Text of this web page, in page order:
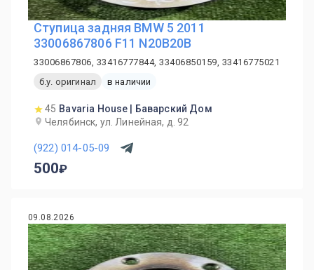
Ступица задняя BMW 5 2011
33006867806 F11 N20B20B
33006867806, 33416777844, 33406850159, 33416775021
б.у. оригинал
в наличии
45 Bavaria House | Баварский Дом
Челябинск, ул. Линейная, д. 92
(922) 014-05-09
500
09.08.2026